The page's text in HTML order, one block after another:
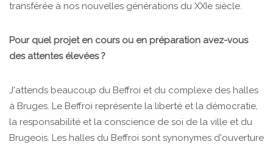
transférée à nos nouvelles générations du XXIe siècle.
Pour quel projet en cours ou en préparation avez-vous
des attentes élevées ?
J'attends beaucoup du Beffroi et du complexe des halles
à Bruges. Le Beffroi représente la liberté et la démocratie,
la responsabilité et la conscience de soi de la ville et du
Brugeois. Les halles du Beffroi sont synonymes d'ouverture